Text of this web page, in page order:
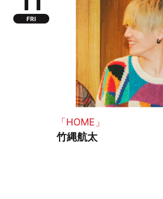
FRI
「HOME」
竹縄航太